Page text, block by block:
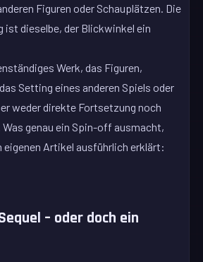
Figuren oder Schauplätzen. Die
ist dieselbe, der Blickwinkel ein
Werk, das Figuren,
Setting eines anderen Spiels oder
weder direkte Fortsetzung noch
genau ein Spin-off ausmacht,
eigenen Artikel ausführlich erklärt:
– oder doch ein